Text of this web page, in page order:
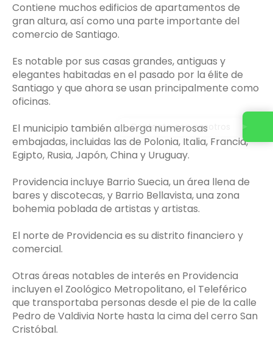
Contiene muchos edificios de apartamentos de
gran altura, así como una parte importante del
comercio de Santiago.
Es notable por sus casas grandes, antiguas y
elegantes habitadas en el pasado por la élite de
Santiago y que ahora se usan principalmente como
oficinas.
El municipio también alberga numerosas
embajadas, incluidas las de Polonia, Italia, Francia,
Egipto, Rusia, Japón, China y Uruguay.
Providencia incluye Barrio Suecia, un área llena de
bares y discotecas, y Barrio Bellavista, una zona
bohemia poblada de artistas y artistas.
El norte de Providencia es su distrito financiero y
comercial.
Otras áreas notables de interés en Providencia
incluyen el Zoológico Metropolitano, el Teleférico
que transportaba personas desde el pie de la calle
Pedro de Valdivia Norte hasta la cima del cerro San
Cristóbal.
Contacta con nosotros